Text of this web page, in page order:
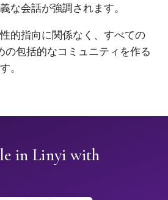
な会話が強調されます。
的指向に関係なく、すべての
の包括的なコミュニティを作る
。
in Linyi with